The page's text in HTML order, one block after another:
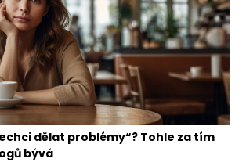
dělat problémy“? Tohle za tím
bývá